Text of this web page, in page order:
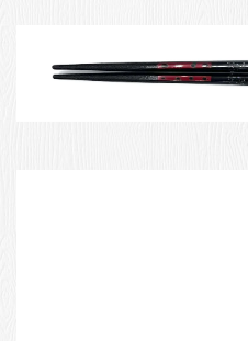
銀座夏野・箸長について